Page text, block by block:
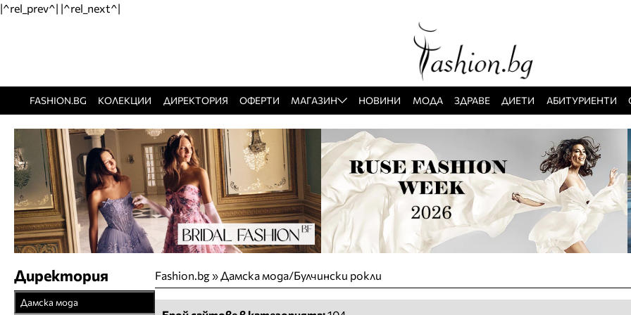
|^rel_prev^| |^rel_next^|
FASHION.BG КОЛЕКЦИИ ДИРЕКТОРИЯ ОФЕРТИ МАГАЗИН НОВИНИ МОДА ЗДРАВЕ ДИЕТИ АБИТУРИЕНТИ
Fashion.bg»Дамска мода/Булчински рокли
Директория
Дамска мода